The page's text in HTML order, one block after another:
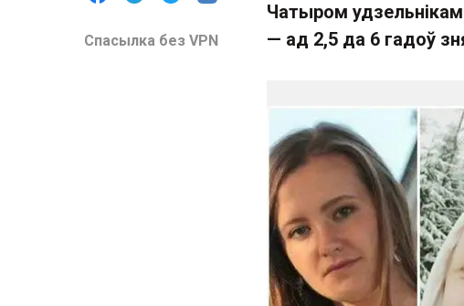
Спасылка без VPN
Чатыром
— ад 2,5 да 6 гадоў